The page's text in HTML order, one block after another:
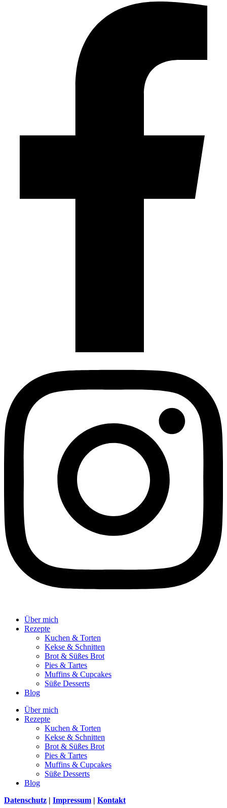
Über mich
Rezepte
Kuchen & Torten
Kekse & Schnitten
Brot & Süßes Brot
Pies & Tartes
Muffins & Cupcakes
Süße Desserts
Blog
Über mich
Rezepte
Kuchen & Torten
Kekse & Schnitten
Brot & Süßes Brot
Pies & Tartes
Muffins & Cupcakes
Süße Desserts
Blog
Datenschutz | Impressum | Kontakt